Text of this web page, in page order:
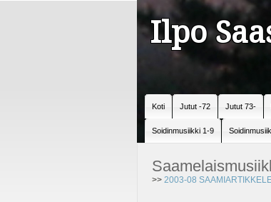
Ilpo
Koti Jutut -72 Jutut 73-
Soidinmusiikki 1-9
>> 2003-08